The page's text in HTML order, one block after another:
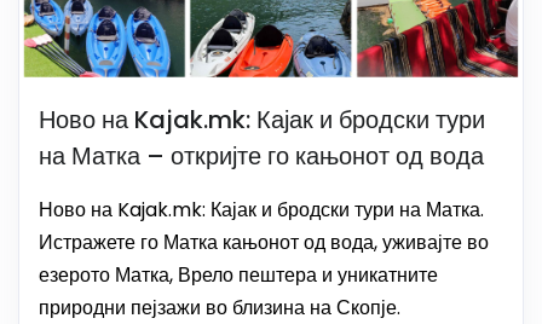
Ново на Kajak.mk: Кајак и бродски тури
на Матка – откријте го кањонот од вода
Ново на Kajak.mk: Кајак и бродски тури на Матка.
Истражете го Матка кањонот од вода, уживајте во
езерото Матка, Врело пештера и уникатните
природни пејзажи во близина на Скопје.